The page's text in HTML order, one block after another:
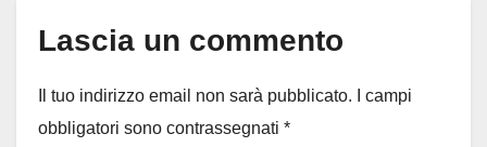
Lascia un commento
Il tuo indirizzo email non sarà pubblicato.
I campi
obbligatori sono contrassegnati *